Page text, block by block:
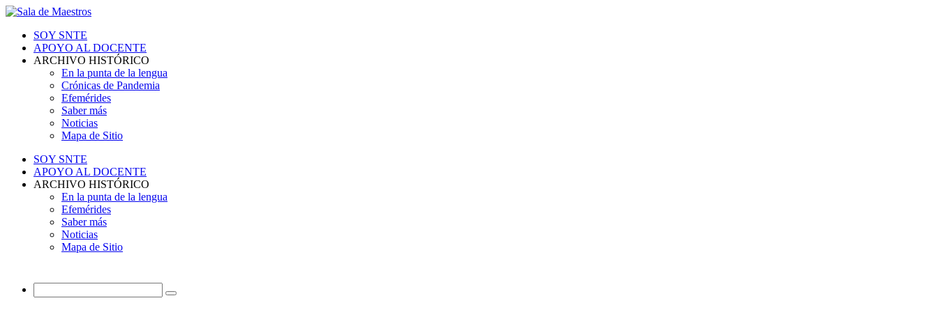
SOY SNTE
APOYO AL DOCENTE
ARCHIVO HISTÓRICO
En la punta de la lengua
Crónicas de Pandemia
Efemérides
Saber más
Noticias
Mapa de Sitio
SOY SNTE
APOYO AL DOCENTE
ARCHIVO HISTÓRICO
En la punta de la lengua
Efemérides
Saber más
Noticias
Mapa de Sitio